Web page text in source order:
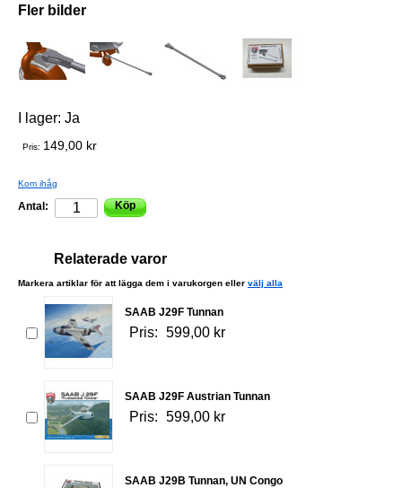
Fler bilder
I lager: Ja
Pris: 149,00 kr
Kom ihåg
Antal: Köp
Relaterade varor
Markera artiklar för att lägga dem i varukorgen eller välj alla
SAAB J29F Tunnan
Pris: 599,00 kr
SAAB J29F Austrian Tunnan
Pris: 599,00 kr
SAAB J29B Tunnan, UN Congo